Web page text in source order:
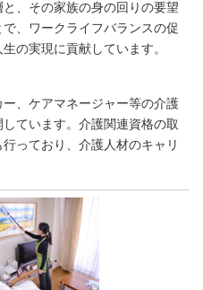
、その家族の身の回りの要望
、ワークライフバランスの促
の実現に貢献しています。
、ケアマネージャー等の介護
ています。介護関連資格の取
っており、介護人材のキャリ